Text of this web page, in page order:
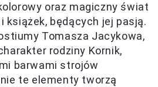
oraz magiczny świat
książek, będących jej pasją.
Tomasza Jacykowa,
rodziny Kornik,
barwami strojów
te elementy tworzą